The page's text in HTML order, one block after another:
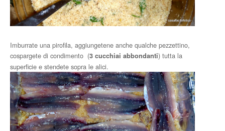
Imburrate una pirofila, aggiungetene anche qualche pezzettino,
cospargete di condimento (3 cucchiai abbondanti) tutta la
superficie e stendete sopra le alici.